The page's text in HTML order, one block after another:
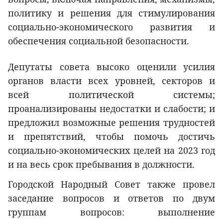
политику и решения для стимулирования
социально-экономического развития и
обеспечения социальной безопасности.
Депутаты совета высоко оценили усилия
органов власти всех уровней, секторов и
всей политической системы;
проанализированы недостатки и слабости; и
предложил возможные решения трудностей
и препятствий, чтобы помочь достичь
социально-экономических целей на 2023 год
и на весь срок пребывания в должности.
Городской Народный Совет также провел
заседание вопросов и ответов по двум
группам вопросов: выполнение